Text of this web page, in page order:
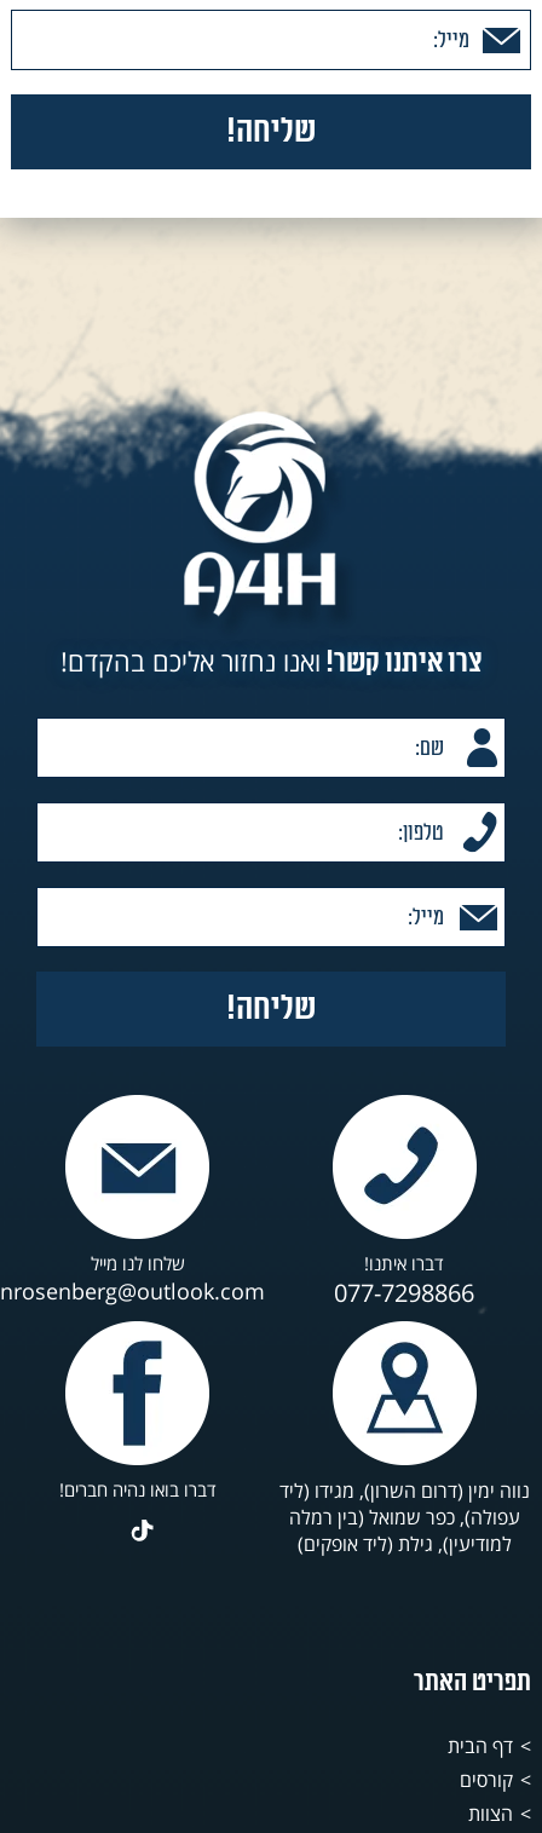
צרו איתנו קשר! ואנו נחזור אליכם בהקדם!
דברו איתנו!
077-7298866
שלחו לנו מייל
נווה ימין (דרום השרון), מגידו (ליד
עפולה), כפר שמואל (בין רמלה
למודיעין), גילת (ליד אופקים)
דברו בואו נהיה חברים!
תפריט האתר
דף הבית
קורסים
הצוות